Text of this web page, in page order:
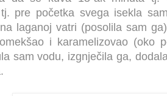
tj. pre početka svega isekla
laganoj vatri (posolila sam
i karamelizovao (oko
sam vodu, izgnječila ga,